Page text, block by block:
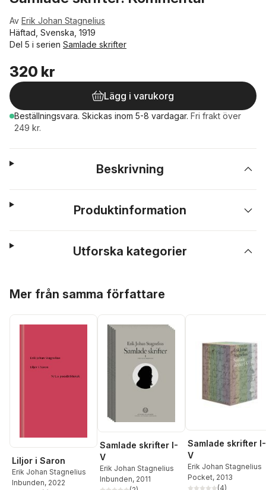
Av Erik Johan Stagnelius
Häftad, Svenska, 1919
Del 5 i serien Samlade skrifter
320 kr
Lägg i varukorg
Beställningsvara. Skickas inom 5-8 vardagar. Fri frakt över
249 kr.
Beskrivning
Produktinformation
Utforska kategorier
Mer från samma författare
Liljor i Saron
Erik Johan Stagnelius
Inbunden, 2022
Samlade skrifter I-
V
Erik Johan Stagnelius
Inbunden, 2011
Samlade skrifter I-
V
Erik Johan Stagnelius
Pocket, 2013
(4)